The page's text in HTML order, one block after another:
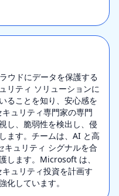
ウドにデータを保護する
リティ ソリューションに
ることを知り、安心感を
ュリティ専門家の専門
し、脆弱性を検出し、侵
ます。チームは、AI と高
キュリティ シグナルを合
します。Microsoft は、
ュリティ投資を計画す
化しています。